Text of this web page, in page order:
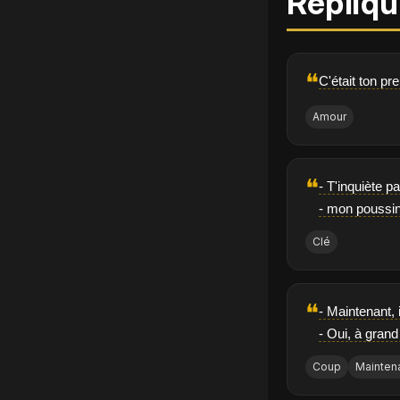
❝C'était ton
Amour
❝- T'inquiète
- mon
Clé
❝- Maintenant,
- Oui, à
Coup